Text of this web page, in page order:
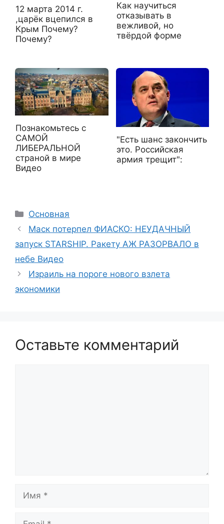
12 марта 2014 г.
,царёк вцепился в
Крым Почему?
Почему?
Как научиться
отказывать в
вежливой, но
твёрдой форме
Познакомьтесь с
САМОЙ
ЛИБЕРАЛЬНОЙ
страной в мире
Видео
"Есть шанс закончить
это. Российская
армия трещит":
Рубрики
Основная
Маск потерпел ФИАСКО: НЕУДАЧНЫЙ
запуск STARSHIP. Ракету АЖ РАЗОРВАЛО в
небе Видео
Израиль на пороге нового взлета
экономики
Оставьте комментарий
Имя
Email